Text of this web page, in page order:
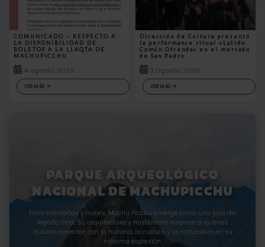
COMUNICADO – RESPECTO A
LA DISPONIBILIDAD DE
BOLETOS A LA LLAQTA DE
MACHUPICCHU
4 agosto, 2026
VER MÁS
Dirección de Cultura presentó
la performance ritual «Latido
Común Ofrenda» en el mercado
de San Pedro
3 agosto, 2026
VER MÁS
PARQUE ARQUEOLÓGICO
NACIONAL DE MACHUPICCHU
Entre montañas y nubes, Machu Picchu emerge como una joya del
legado inca. Su arquitectura y misticismo inspiran a quienes
buscan conectar con la historia, la cultura y la naturaleza en su
máxima expresión.